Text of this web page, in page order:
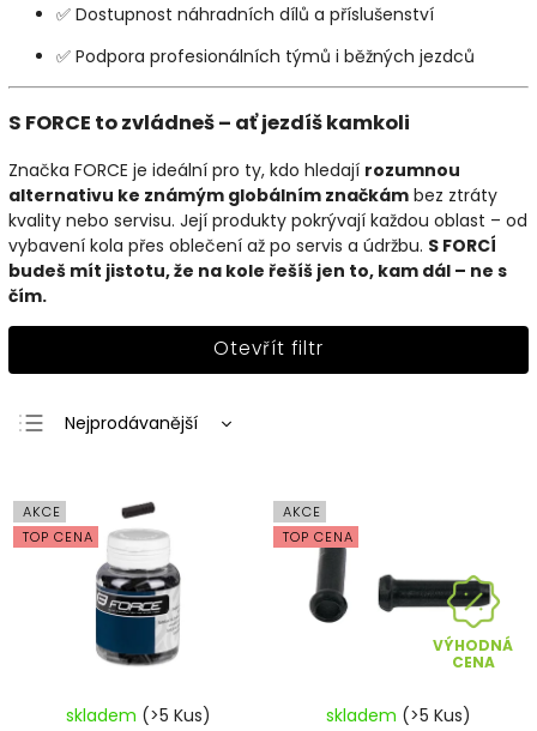
✅ Dostupnost náhradních dílů a příslušenství
✅ Podpora profesionálních týmů i běžných jezdců
S FORCE to zvládneš – ať jezdíš kamkoli
Značka FORCE je ideální pro ty, kdo hledají rozumnou
alternativu ke známým globálním značkám bez ztráty
kvality nebo servisu. Její produkty pokrývají každou oblast – od
vybavení kola přes oblečení až po servis a údržbu. S FORCÍ
budeš mít jistotu, že na kole řešíš jen to, kam dál – ne s
čím.
Otevřít filtr
Nejprodávanější
Nejdražší
Abecedně
AKCE
TOP CENA
skladem (>5 Kus)
AKCE
TOP CENA
VÝHODNÁ
CENA
skladem (>5 Kus)